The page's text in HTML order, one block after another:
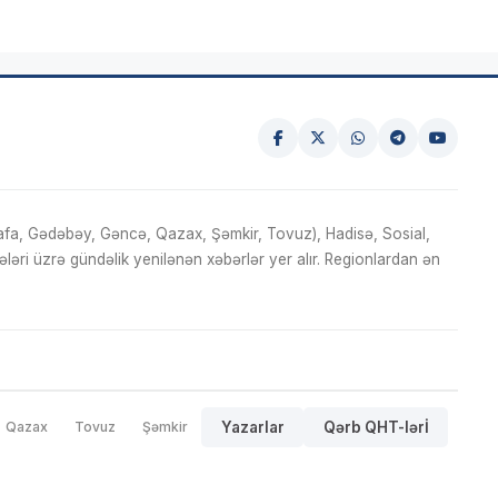
Gədəbəy, Gəncə, Qazax, Şəmkir, Tovuz), Hadisə, Sosial,
üzrə gündəlik yenilənən xəbərlər yer alır. Regionlardan ən
Qazax Tovuz Şəmkir Yazarlar Qərb QHT-lərİ